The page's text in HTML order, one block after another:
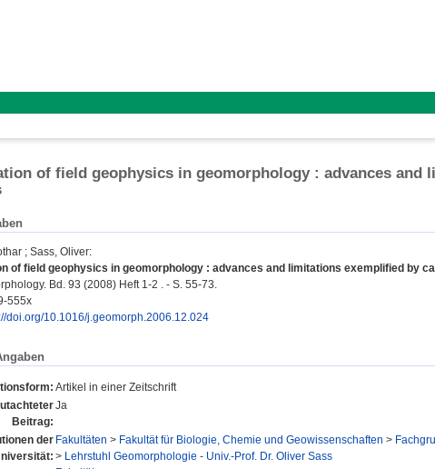
of field geophysics in geomorphology : advances and
; Sass, Oliver:
of field geophysics in geomorphology : advances and limitations exemplified by
Bd. 93 (2008) Heft 1-2 . - S. 55-73.
555x
doi.org/10.1016/j.geomorph.2006.12.024
Artikel in einer Zeitschrift
Beitrag:
Ja
der Fakultäten > Fakultät für Biologie, Chemie und Geowissenschaften >
> Lehrstuhl Geomorphologie - Univ.-Prof. Dr. Oliver Sass